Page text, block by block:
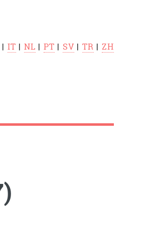
| IT | NL | PT | SV | TR | ZH